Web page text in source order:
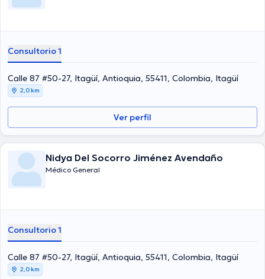
Consultorio 1
Calle 87 #50-27, Itagüí, Antioquia, 55411, Colombia, Itagüí
2,0 km
Ver perfil
Nidya Del Socorro Jiménez Avendaño
Médico General
Consultorio 1
Calle 87 #50-27, Itagüí, Antioquia, 55411, Colombia, Itagüí
2,0 km